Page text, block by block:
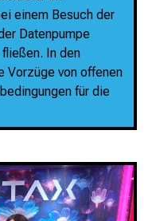
einem Besuch der
Datenpumpe
In den
Vorzüge von offenen
für die